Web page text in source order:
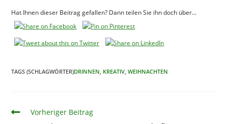
Hat Ihnen dieser Beitrag gefallen? Dann teilen Sie ihn doch über...
TAGS (SCHLAGWÖRTER)DRINNEN, KREATIV, WEIHNACHTEN
ArtikelVorheriger Beitrag